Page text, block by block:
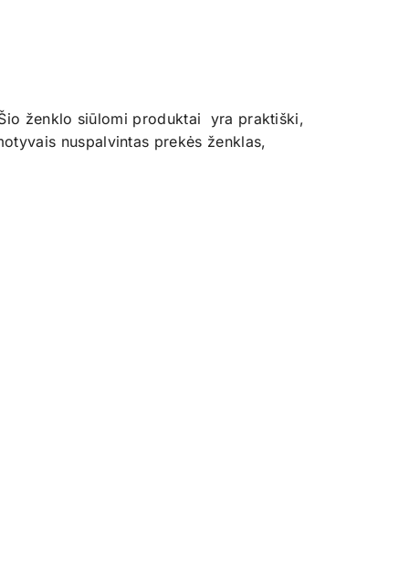
ženklo siūlomi produktai yra praktiški,
nuspalvintas prekės ženklas,